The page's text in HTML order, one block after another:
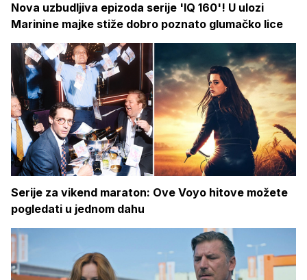
Nova uzbudljiva epizoda serije 'IQ 160'! U ulozi
Marinine majke stiže dobro poznato glumačko lice
Serije za vikend maraton: Ove Voyo hitove možete
pogledati u jednom dahu